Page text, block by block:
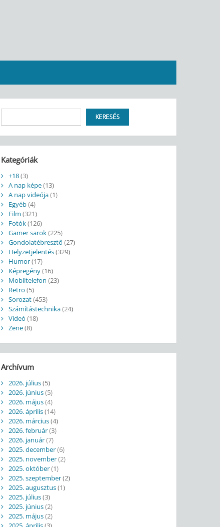
KERESÉS
Kategóriák
+18(3)
A nap képe(13)
A nap videója(1)
Egyéb(4)
Film (321)
Fotók(126)
Gamer sarok(225)
Gondolatébresztő (27)
Helyzetjelentés(329)
Humor(17)
Képregény(16)
Mobiltelefon (23)
Retro (5)
Sorozat(453)
Számítástechnika(24)
Videó (18)
Zene(8)
Archívum
2026. július(5)
2026. június(5)
2026. május(4)
2026. április(14)
2026. március(4)
2026. február(3)
2026. január(7)
2025. december(6)
2025. november(2)
2025. október(1)
2025. szeptember(2)
2025. augusztus(1)
2025. július(3)
2025. június(2)
2025. május(2)